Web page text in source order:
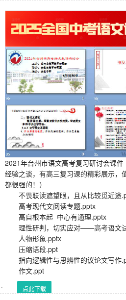
2021年台州市语文高考复习研讨会课
经验之谈，有高三复习课的精彩展示，
都很强的！）
不畏联读遮望眼，且从比较觅近途
高考现代文阅读专题.pptx
高自根本起 中心有通理.pptx
理性研判，切实应对——高考语文
人物形象.pptx
压缩语段.ppt
指向逻辑性与思辨性的议论文写作
作文.ppt
点此下载